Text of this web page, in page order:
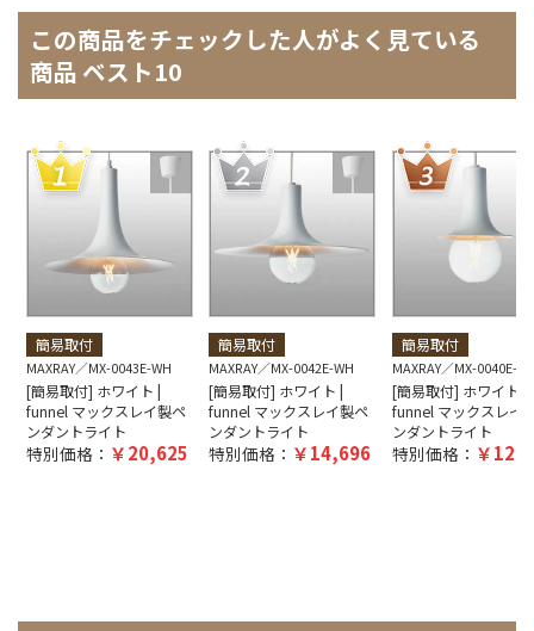
この商品をチェックした人がよく見ている
商品 ベスト10
簡易取付
MAXRAY MX-0043E-WH
[簡易取付] ホワイト |
funnel マックスレイ製ペ
ンダントライト
特別価格： 20,625
簡易取付
MAXRAY MX-0042E-WH
[簡易取付] ホワイト |
funnel マックスレイ製ペ
ンダントライト
特別価格： 14,696
簡易取付
MAXRAY MX-0040E-
[簡易取付] ホワイト |
funnel マックスレイ
ンダントライト
特別価格：